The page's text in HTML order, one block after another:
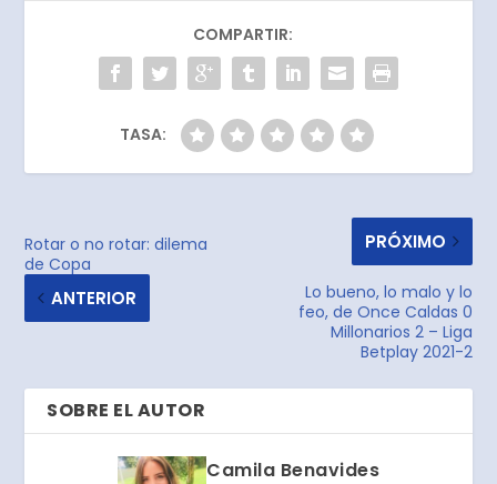
COMPARTIR:
TASA:
Rotar o no rotar: dilema
de Copa
ANTERIOR
PRÓXIMO
Lo bueno, lo malo y lo
feo, de Once Caldas 0
Millonarios 2 – Liga
Betplay 2021-2
SOBRE EL AUTOR
Camila Benavides